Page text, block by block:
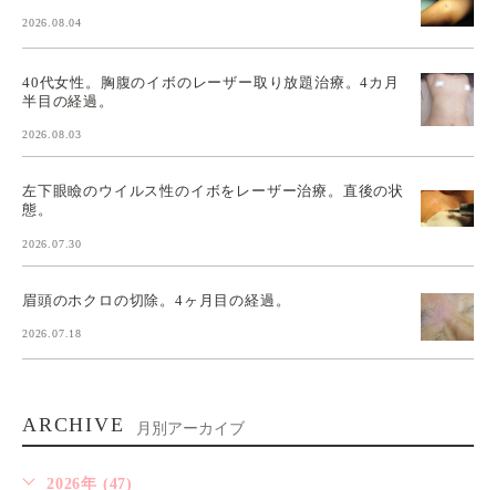
2026.08.04
40代女性。胸腹のイボのレーザー取り放題治療。4カ月
半目の経過。
2026.08.03
左下眼瞼のウイルス性のイボをレーザー治療。直後の状
態。
2026.07.30
眉頭のホクロの切除。4ヶ月目の経過。
2026.07.18
ARCHIVE 月別アーカイブ
2026年 (47)